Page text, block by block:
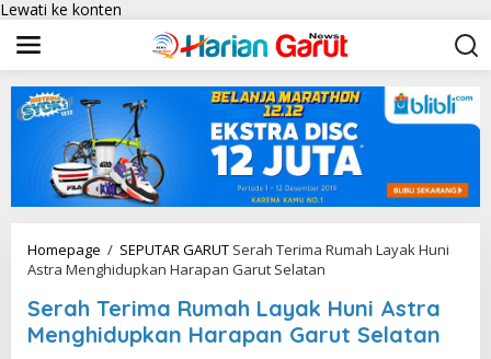
Lewati ke konten
Homepage / SEPUTAR GARUT Serah Terima Rumah Layak Huni
Astra Menghidupkan Harapan Garut Selatan
Serah Terima Rumah Layak Huni Astra
Menghidupkan Harapan Garut Selatan